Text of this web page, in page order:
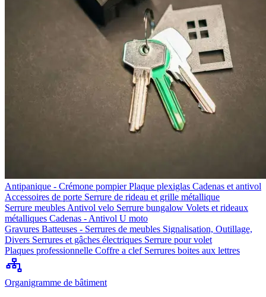
Antipanique - Crémone pompierPlaque plexiglas Cadenas et antivol
Accessoires de porte Serrure de rideau et grille métallique
Serrure meubles Antivol velo Serrure bungalow Volets et rideaux
métalliques Cadenas - Antivol U moto
Gravures Batteuses - Serrures de meubles Signalisation, Outillage,
Divers Serrures et gâches électriques Serrure pour volet
Plaques professionnelle Coffre a clef Serrures boites aux lettres
Organigramme de bâtiment